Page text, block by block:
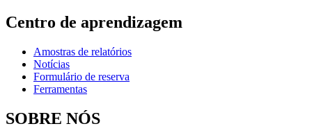
Centro de aprendizagem
Amostras de relatórios
Notícias
Formulário de reserva
Ferramentas
SOBRE NÓS